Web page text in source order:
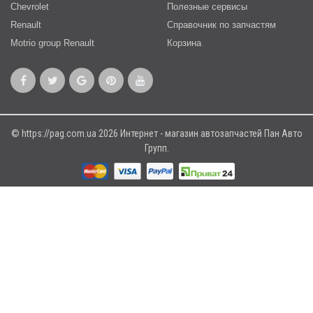
Chevrolet
Renault
Motrio group Renault
Полезные сервисы
Справочник по запчастям
Корзина
© https://pag.com.ua 2026 Интернет - магазин автозапчастей Пан Авто
Групп.